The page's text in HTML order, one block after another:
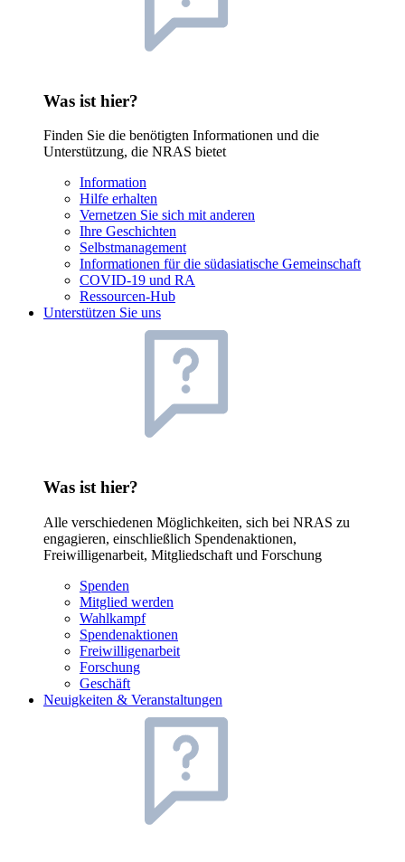
Was ist hier?
Finden Sie die benötigten Informationen und die
Unterstützung, die NRAS bietet
Information
Hilfe erhalten
Vernetzen Sie sich mit anderen
Ihre Geschichten
Selbstmanagement
Informationen für die südasiatische Gemeinschaft
COVID-19 und RA
Ressourcen-Hub
Unterstützen Sie uns
Was ist hier?
Alle verschiedenen Möglichkeiten, sich bei NRAS zu
engagieren, einschließlich Spendenaktionen,
Freiwilligenarbeit, Mitgliedschaft und Forschung
Spenden
Mitglied werden
Wahlkampf
Spendenaktionen
Freiwilligenarbeit
Forschung
Geschäft
Neuigkeiten & Veranstaltungen